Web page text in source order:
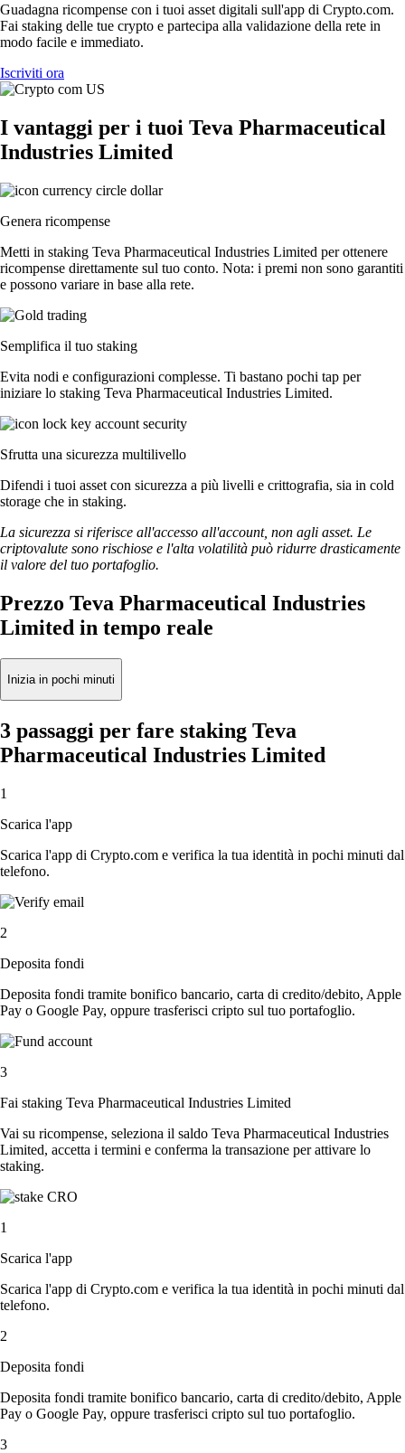
Guadagna ricompense con i tuoi asset digitali sull'app di Crypto.com.
Fai staking delle tue crypto e partecipa alla validazione della rete in
modo facile e immediato.
Iscriviti ora
I vantaggi per i tuoi Teva Pharmaceutical
Industries Limited
Genera ricompense
Metti in staking Teva Pharmaceutical Industries Limited per ottenere
ricompense direttamente sul tuo conto. Nota: i premi non sono garantiti
e possono variare in base alla rete.
Semplifica il tuo staking
Evita nodi e configurazioni complesse. Ti bastano pochi tap per
iniziare lo staking Teva Pharmaceutical Industries Limited.
Sfrutta una sicurezza multilivello
Difendi i tuoi asset con sicurezza a più livelli e crittografia, sia in cold
storage che in staking.
La sicurezza si riferisce all'accesso all'account, non agli asset. Le
criptovalute sono rischiose e l'alta volatilità può ridurre drasticamente
il valore del tuo portafoglio.
Prezzo Teva Pharmaceutical Industries
Limited in tempo reale
Inizia in pochi minuti
3 passaggi per fare staking Teva
Pharmaceutical Industries Limited
1
Scarica l'app
Scarica l'app di Crypto.com e verifica la tua identità in pochi minuti dal
telefono.
2
Deposita fondi
Deposita fondi tramite bonifico bancario, carta di credito/debito, Apple
Pay o Google Pay, oppure trasferisci cripto sul tuo portafoglio.
3
Fai staking Teva Pharmaceutical Industries Limited
Vai su ricompense, seleziona il saldo Teva Pharmaceutical Industries
Limited, accetta i termini e conferma la transazione per attivare lo
staking.
1
Scarica l'app
Scarica l'app di Crypto.com e verifica la tua identità in pochi minuti dal
telefono.
2
Deposita fondi
Deposita fondi tramite bonifico bancario, carta di credito/debito, Apple
Pay o Google Pay, oppure trasferisci cripto sul tuo portafoglio.
3